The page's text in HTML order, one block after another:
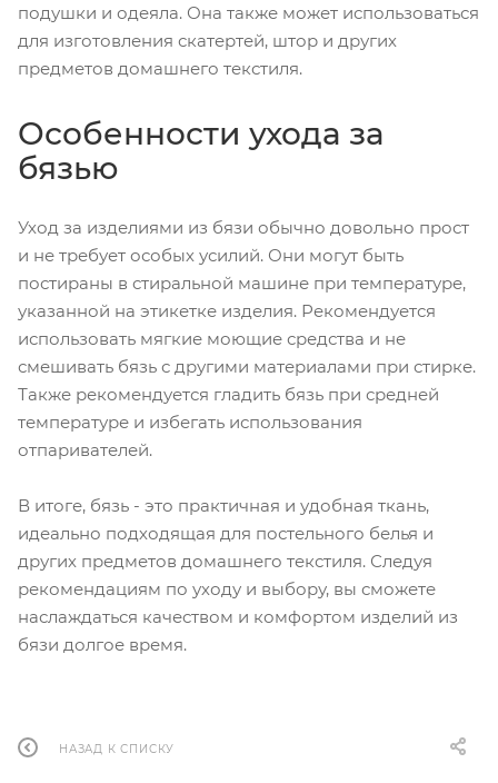
подушки и одеяла. Она также может использоваться
для изготовления скатертей, штор и других
предметов домашнего текстиля.
Особенности ухода за
бязью
Уход за изделиями из бязи обычно довольно прост
и не требует особых усилий. Они могут быть
постираны в стиральной машине при температуре,
указанной на этикетке изделия. Рекомендуется
использовать мягкие моющие средства и не
смешивать бязь с другими материалами при стирке.
Также рекомендуется гладить бязь при средней
температуре и избегать использования
отпаривателей.
В итоге, бязь - это практичная и удобная ткань,
идеально подходящая для постельного белья и
других предметов домашнего текстиля. Следуя
рекомендациям по уходу и выбору, вы сможете
наслаждаться качеством и комфортом изделий из
бязи долгое время.
НАЗАД К СПИСКУ